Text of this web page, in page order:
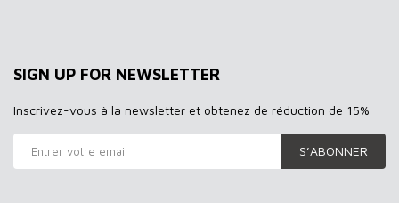
SIGN UP FOR NEWSLETTER
Inscrivez-vous à la newsletter et obtenez de réduction de 15%
S’ABONNER